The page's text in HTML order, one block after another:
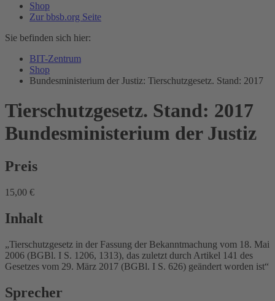
Shop
Zur bbsb.org Seite
Sie befinden sich hier:
BIT-Zentrum
Shop
Bundesministerium der Justiz: Tierschutzgesetz. Stand: 2017
Tierschutzgesetz. Stand: 2017
Bundesministerium der Justiz
Preis
15,00 €
Inhalt
„Tierschutzgesetz in der Fassung der Bekanntmachung vom 18. Mai
2006 (BGBl. I S. 1206, 1313), das zuletzt durch Artikel 141 des
Gesetzes vom 29. März 2017 (BGBl. I S. 626) geändert worden ist“
Sprecher